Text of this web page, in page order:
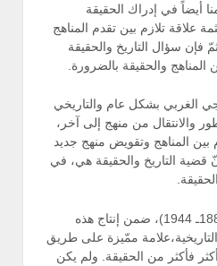
أيضاً في إدراك الحقيقة
علاقة تلازم بين تقدم المناهج
فإن سؤال التاريخ والحقيقة
والحقيقة بالضرورة.
الغربي بشكل عام والتاريخي
والانتقال من منهج إلى آخر،
بين المناهج وتقويض منهج جديد
التاريخ والحقيقة هي، في
يشكّل إسهام مارك بلوخ (1886ـ 1944)، ضمن إنتاج هذه
ممّيزة على طريق
فأكثر من الحقيقة. ولم يكن